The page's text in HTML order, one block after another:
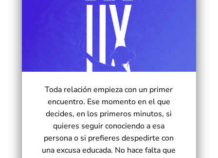
Toda relación empieza con un primer
encuentro. Ese momento en el que
decides, en los primeros minutos, si
quieres seguir conociendo a esa
persona o si prefieres despedirte con
una excusa educada. No hace falta que